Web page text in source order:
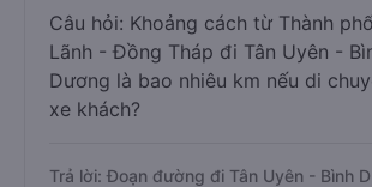
Câu hỏi: Khoảng cách từ Thành
Lãnh - Đồng Tháp đi Tân Uyên -
Dương là bao nhiêu km nếu di
xe khách?
Trả lời: Đoạn đường đi Tân Uyên - Bình